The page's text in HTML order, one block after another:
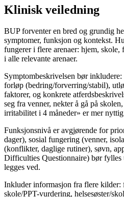
Klinisk veiledning
BUP forventer en bred og grundig
symptomer, funksjon og kontekst.
fungerer i flere arenaer: hjem,
i alle relevante arenaer.
Symptombeskrivelsen bør
forløp (bedring/forverring/stabil),
faktorer, og konkrete
seg fra venner, nekter å gå på
irritabilitet i 4 måneder» er mer
Funksjonsnivå er avgjørende for
dager), sosial fungering (venner,
(konflikter, daglige rutiner), søvn,
Difficulties Questionnaire) bør
legges ved.
Inkluder informasjon fra flere kilder:
skole/PPT-vurdering, helsesøster/